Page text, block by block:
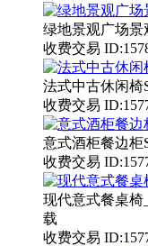
绿地景观广场景
收费交易
法式中古休闲椅
收费交易
意式酒柜餐边柜
收费交易
现代意式餐桌椅
载
收费交易